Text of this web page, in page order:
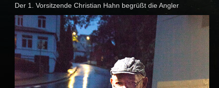
Der 1. Vorsitzende Christian Hahn begrüßt die Angler